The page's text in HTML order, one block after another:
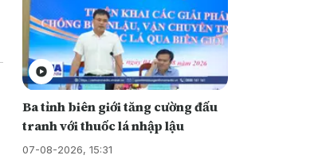
Ba tỉnh biên giới tăng cường đấu
tranh với thuốc lá nhập lậu
07-08-2026, 15:31